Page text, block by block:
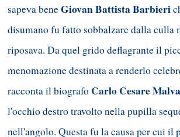
sapeva beneGiovan Battista Barbieri
disumano fu fatto sobbalzare dalla culla
riposava. Da quel grido deflagrante il
menomazione destinata a renderlo
racconta il biografo Carlo Cesare
l'occhio destro travolto nella pupilla
nell'angolo. Questa fu la causa per cui il